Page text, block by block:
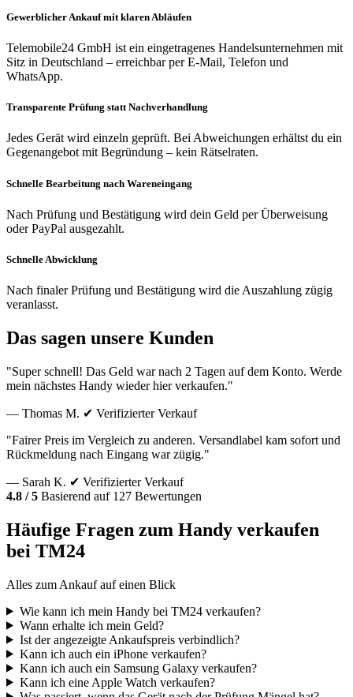
Gewerblicher Ankauf mit klaren Abläufen
Telemobile24 GmbH ist ein eingetragenes Handelsunternehmen mit
Sitz in Deutschland – erreichbar per E-Mail, Telefon und
WhatsApp.
Transparente Prüfung statt Nachverhandlung
Jedes Gerät wird einzeln geprüft. Bei Abweichungen erhältst du ein
Gegenangebot mit Begründung – kein Rätselraten.
Schnelle Bearbeitung nach Wareneingang
Nach Prüfung und Bestätigung wird dein Geld per Überweisung
oder PayPal ausgezahlt.
Schnelle Abwicklung
Nach finaler Prüfung und Bestätigung wird die Auszahlung zügig
veranlasst.
Das sagen unsere Kunden
"Super schnell! Das Geld war nach 2 Tagen auf dem Konto. Werde
mein nächstes Handy wieder hier verkaufen."
— Thomas M. ✔ Verifizierter Verkauf
"Fairer Preis im Vergleich zu anderen. Versandlabel kam sofort und
Rückmeldung nach Eingang war zügig."
— Sarah K. ✔ Verifizierter Verkauf
4.8 / 5 Basierend auf 127 Bewertungen
Häufige Fragen zum Handy verkaufen
bei TM24
Alles zum Ankauf auf einen Blick
Wie kann ich mein Handy bei TM24 verkaufen?
Wann erhalte ich mein Geld?
Ist der angezeigte Ankaufspreis verbindlich?
Kann ich auch ein iPhone verkaufen?
Kann ich auch ein Samsung Galaxy verkaufen?
Kann ich eine Apple Watch verkaufen?